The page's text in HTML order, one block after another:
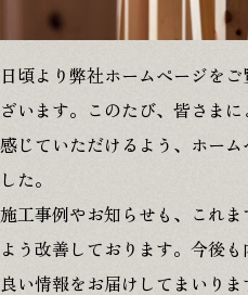
8:00-
日頃より弊社ホームページを
ざいます。このたび、皆さま
感じていただけるよう、ホー
した。
施工事例やお知らせも、これ
よう改善しております。今後
良い情報をお届けしてまいり